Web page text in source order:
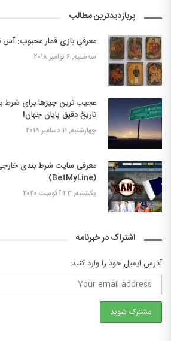
پربازدیدترین مطالب
معرفی بازی قمار محبوب:
سه‌شنبه, ۶ نوامبر ۲۰۱۸
عجیب ترین چیزها برای شرط
تاریخ دقیق پایان جهان!
چهارشنبه, ۱۱ دسامبر ۲۰۱۹
معرفی سایت شرط بندی
(BetMyLine)
یکشنبه, ۲۳ آگوست ۲۰۲۰
اشتراک در خبرنامه
آدرس ایمیل خود را وارد کنید: